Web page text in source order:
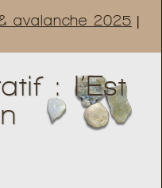
avalanche 2025 |
: l’Est